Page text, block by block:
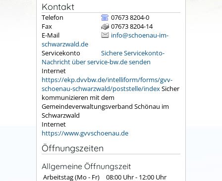
Kontakt
Telefon
07673 8204-0
Fax
07673 8204-14
E-Mail
info@schoenau-im-
schwarzwald.de
Servicekonto
Sichere Servicekonto-
Nachricht über service-bw.de senden
Internet
https://ekp.dvvbw.de/intelliform/forms/gvv-
schoenau-schwarzwald/poststelle/indexSicher
kommunizieren mit dem
Gemeindeverwaltungsverband Schönau im
Schwarzwald
Internet
https://www.gvvschoenau.de
Öffnungszeiten
Allgemeine Öffnungszeit
Arbeitstag (Mo - Fr) 08:00 Uhr- 12:00 Uhr